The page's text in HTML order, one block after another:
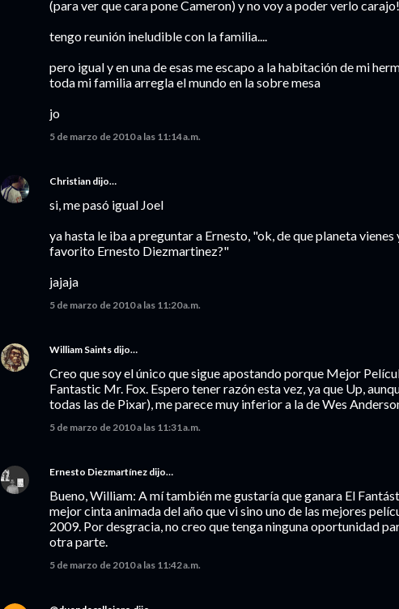
(para ver que cara pone Cameron) y no voy a poder verlo
tengo reunión ineludible con la familia....
pero igual y en una de esas me escapo a la habitación de mi
toda mi familia arregla el mundo en la sobre mesa
jo
5 de marzo de 2010 a las 11:14 a.m.
Christian dijo…
si, me pasó igual Joel
ya hasta le iba a preguntar a Ernesto, "ok, de que planeta
favorito Ernesto Diezmartinez?"
jajaja
5 de marzo de 2010 a las 11:20 a.m.
William Saints dijo…
Creo que soy el único que sigue apostando porque Mejor
Fantastic Mr. Fox. Espero tener razón esta vez, ya que Up,
todas las de Pixar), me parece muy inferior a la de Wes
5 de marzo de 2010 a las 11:31 a.m.
Ernesto Diezmartínez dijo…
Bueno, William: A mí también me gustaría que ganara El
mejor cinta animada del año que vi sino uno de las mejores
2009. Por desgracia, no creo que tenga ninguna oportunidad
otra parte.
5 de marzo de 2010 a las 11:42 a.m.